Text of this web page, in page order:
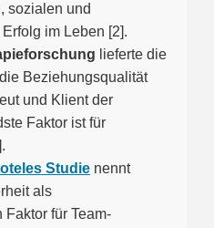
sozialen und
im Leben [2].
lieferte die
Beziehungsqualität
und Klient der
Faktor ist für
Studie nennt
als
für Team-